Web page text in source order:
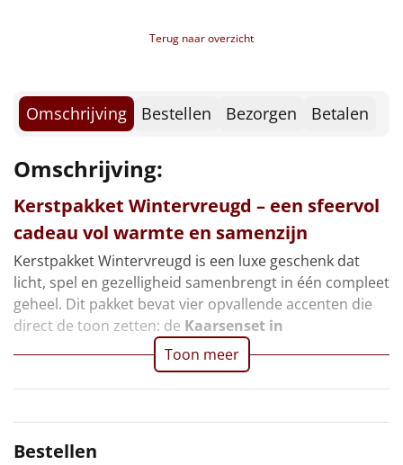
Slowcooker POPULAIR
Noodradio
Deken (fleece plaid)
Alle artikelen
Overige
Ideeën
Doe het zelf
Kerstkoekjes, 80 grTerug naar overzicht
Omschrijving Bestellen Bezorgen Betalen
Omschrijving:
Kerstpakket Wintervreugd – een sfeervol
cadeau vol warmte en samenzijn
Kerstpakket Wintervreugd is een luxe geschenk dat
licht, spel en gezelligheid samenbrengt in één compleet
geheel. Dit pakket bevat vier opvallende accenten die
direct de toon zetten: de Kaarsenset in
Toon meer
Bestellen